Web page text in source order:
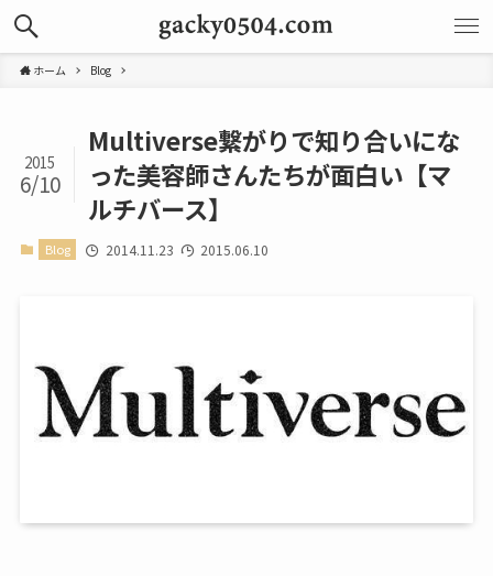
ホーム Blog
Multiverse繋がりで知り合いにな
った美容師さんたちが面白い【マ
ルチバース】
2015
6/10
Blog 2014.11.23 2015.06.10